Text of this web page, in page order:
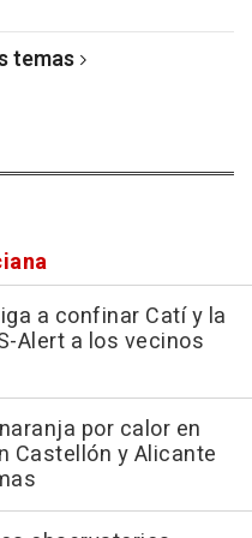
temas
a confinar Catí y la
Alert a los vecinos
por calor en
Castellón y Alicante